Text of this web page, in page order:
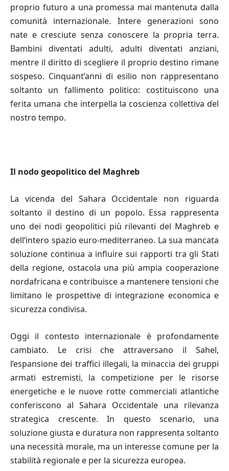
proprio futuro a una promessa mai mantenuta dalla
comunità internazionale. Intere generazioni sono
nate e cresciute senza conoscere la propria terra.
Bambini diventati adulti, adulti diventati anziani,
mentre il diritto di scegliere il proprio destino rimane
sospeso. Cinquant’anni di esilio non rappresentano
soltanto un fallimento politico: costituiscono una
ferita umana che interpella la coscienza collettiva del
nostro tempo.
Il nodo geopolitico del Maghreb
La vicenda del Sahara Occidentale non riguarda
soltanto il destino di un popolo. Essa rappresenta
uno dei nodi geopolitici più rilevanti del Maghreb e
dell’intero spazio euro-mediterraneo. La sua mancata
soluzione continua a influire sui rapporti tra gli Stati
della regione, ostacola una più ampia cooperazione
nordafricana e contribuisce a mantenere tensioni che
limitano le prospettive di integrazione economica e
sicurezza condivisa.
Oggi il contesto internazionale è profondamente
cambiato. Le crisi che attraversano il Sahel,
l’espansione dei traffici illegali, la minaccia dei gruppi
armati estremisti, la competizione per le risorse
energetiche e le nuove rotte commerciali atlantiche
conferiscono al Sahara Occidentale una rilevanza
strategica crescente. In questo scenario, una
soluzione giusta e duratura non rappresenta soltanto
una necessità morale, ma un interesse comune per la
stabilità regionale e per la sicurezza europea.